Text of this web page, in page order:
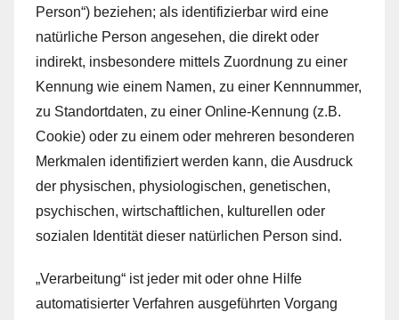
Person“) beziehen; als identifizierbar wird eine
natürliche Person angesehen, die direkt oder
indirekt, insbesondere mittels Zuordnung zu einer
Kennung wie einem Namen, zu einer Kennnummer,
zu Standortdaten, zu einer Online-Kennung (z.B.
Cookie) oder zu einem oder mehreren besonderen
Merkmalen identifiziert werden kann, die Ausdruck
der physischen, physiologischen, genetischen,
psychischen, wirtschaftlichen, kulturellen oder
sozialen Identität dieser natürlichen Person sind.
„Verarbeitung“ ist jeder mit oder ohne Hilfe
automatisierter Verfahren ausgeführten Vorgang